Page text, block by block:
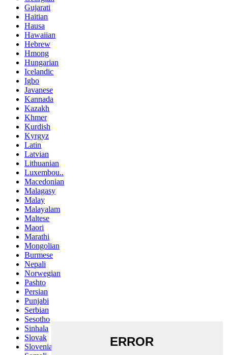
Gujarati
Haitian
Hausa
Hawaiian
Hebrew
Hmong
Hungarian
Icelandic
Igbo
Javanese
Kannada
Kazakh
Khmer
Kurdish
Kyrgyz
Latin
Latvian
Lithuanian
Luxembou..
Macedonian
Malagasy
Malay
Malayalam
Maltese
Maori
Marathi
Mongolian
Burmese
Nepali
Norwegian
Pashto
Persian
Punjabi
Serbian
Sesotho
Sinhala
Slovak
Slovenian